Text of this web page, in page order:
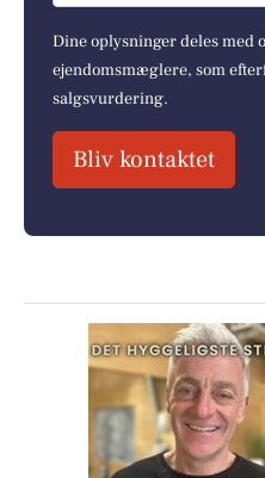
Dine oplysninger deles med
ejendomsmæglere, som
salgsvurdering.
Bliv kontaktet